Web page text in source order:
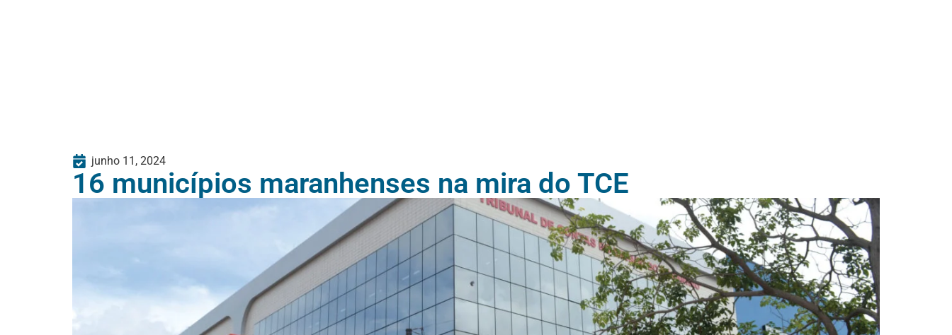
junho 11, 2024
16 municípios maranhenses na mira do TCE